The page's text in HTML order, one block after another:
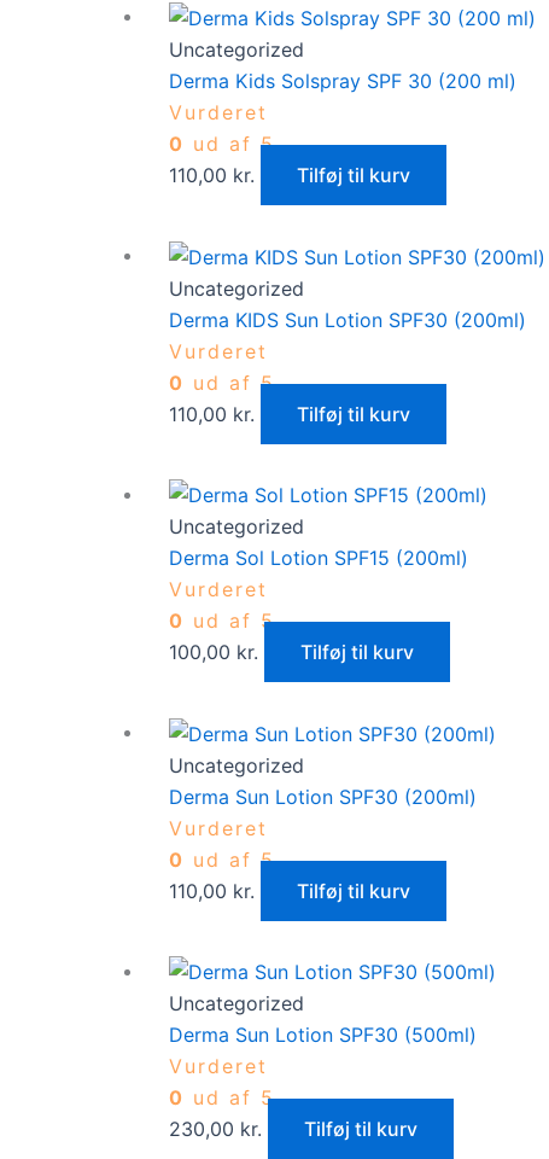
Uncategorized
Derma Kids Solspray SPF 30 (200 ml)
Vurderet
0 ud af 5
110,00 kr. Tilføj til kurv
Uncategorized
Derma KIDS Sun Lotion SPF30 (200ml)
Vurderet
0 ud af 5
110,00 kr. Tilføj til kurv
Uncategorized
Derma Sol Lotion SPF15 (200ml)
Vurderet
0 ud af 5
100,00 kr. Tilføj til kurv
Uncategorized
Derma Sun Lotion SPF30 (200ml)
Vurderet
0 ud af 5
110,00 kr. Tilføj til kurv
Uncategorized
Derma Sun Lotion SPF30 (500ml)
Vurderet
0 ud af 5
230,00 kr. Tilføj til kurv